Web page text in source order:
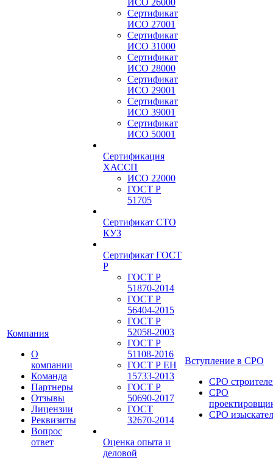
Компания
О
компании
Команда
Партнеры
Отзывы
Лицензии
Реквизиты
Вопрос
ответ
ИСО 26000
Сертификат
ИСО 27001
Сертификат
ИСО 31000
Сертификат
ИСО 28000
Сертификат
ИСО 29001
Сертификат
ИСО 39001
Сертификат
ИСО 50001
Сертификация
ХАССП
ИСО 22000
ГОСТ Р
51705
Сертификат СТО
КУЗ
Сертификат ГОСТ
Р
ГОСТ Р
51870-2014
ГОСТ Р
56404-2015
ГОСТ Р
52058-2003
ГОСТ Р
51108-2016
ГОСТ Р ЕН
15733-2013
ГОСТ Р
50690-2017
ГОСТ
32670-2014
Оценка опыта и
деловой
Вступление в СРО
СРО
СРО
СРО